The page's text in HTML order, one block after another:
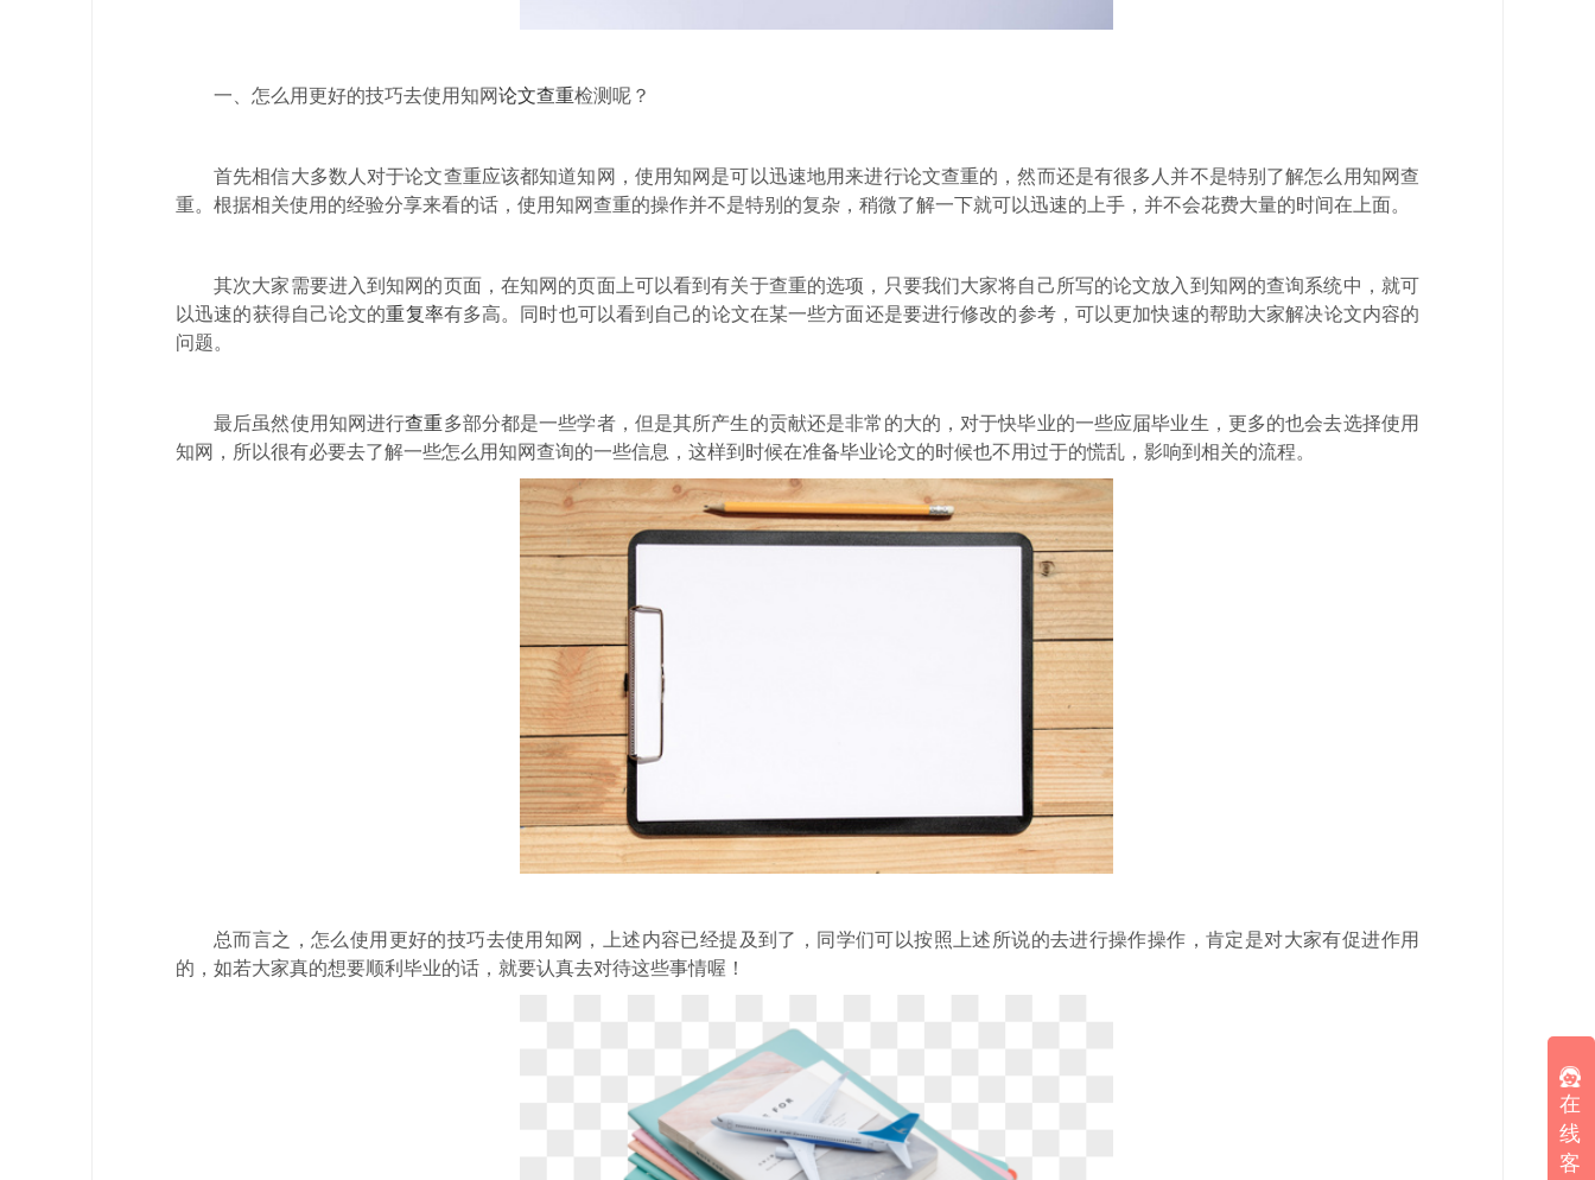
一、怎么用更好的技巧去使用知网论文查重检测呢？
首先相信大多数人对于论文查重应该都知道知网，使用知网是可以迅速地用来进行论文查重的，然而还是有很多人并不是特别了解怎么用知网查
重。根据相关使用的经验分享来看的话，使用知网查重的操作并不是特别的复杂，稍微了解一下就可以迅速的上手，并不会花费大量的时间在上面。
其次大家需要进入到知网的页面，在知网的页面上可以看到有关于查重的选项，只要我们大家将自己所写的论文放入到知网的查询系统中，就可
以迅速的获得自己论文的重复率有多高。同时也可以看到自己的论文在某一些方面还是要进行修改的参考，可以更加快速的帮助大家解决论文内容的
问题。
最后虽然使用知网进行查重多部分都是一些学者，但是其所产生的贡献还是非常的大的，对于快毕业的一些应届毕业生，更多的也会去选择使用
知网，所以很有必要去了解一些怎么用知网查询的一些信息，这样到时候在准备毕业论文的时候也不用过于的慌乱，影响到相关的流程。
总而言之，怎么使用更好的技巧去使用知网，上述内容已经提及到了，同学们可以按照上述所说的去进行操作操作，肯定是对大家有促进作用
的，如若大家真的想要顺利毕业的话，就要认真去对待这些事情喔！
在
线
客